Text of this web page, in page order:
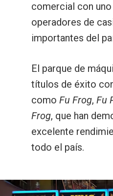
comercial con
operadores de
importantes del
El parque de
títulos de éxito
como Fu Frog, Fu
Frog, que han
excelente
todo el país.